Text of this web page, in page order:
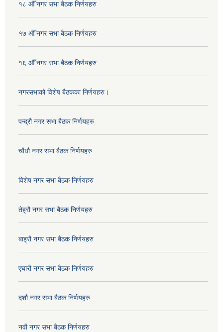
१८ औँ नगर सभा बैठक निर्णयहरु
१७ औँ नगर सभा बैठक निर्णयहरु
१६ औँ नगर सभा बैठक निर्णयहरु
नगरसभाको विशेष बैठकका निर्णयहरु।
पन्द्रौ नगर सभा बैठक निर्णयहरु
चौधौ नगर सभा बैठक निर्णयहरु
विशेष नगर सभा बैठक निर्णयहरु
तेह्रौ नगर सभा बैठक निर्णयहरु
बाह्रौ नगर सभा बैठक निर्णयहरु
एघारौ नगर सभा बैठक निर्णयहरु
दशौ नगर सभा बैठक निर्णयहरु
नवौ नगर सभा बैठक निर्णयहरु